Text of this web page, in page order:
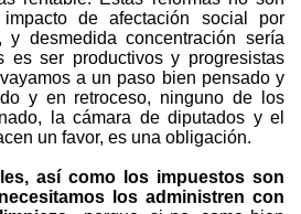
de afectación social por
y desmedida concentración sería
es ser productivos y progresistas
a un paso bien pensado y
y en retroceso, ninguno de los
la cámara de diputados y el
un favor, es una obligación.
así como los impuestos son
los administren con